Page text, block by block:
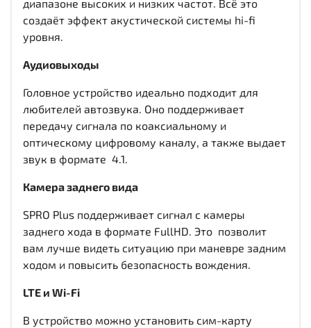
диапазоне высоких и низких частот. Всё это
создаёт эффект акустической системы hi-fi
уровня.
Аудиовыходы
Головное устройство идеально подходит для
любителей автозвука. Оно поддерживает
передачу сигнала по коаксиальному и
оптическому цифровому каналу, а также выдает
звук в формате 4.1.
Камера заднего вида
SPRO Plus поддерживает сигнал с камеры
заднего хода в формате FullHD. Это позволит
вам лучше видеть ситуацию при маневре задним
ходом и повысить безопасность вождения.
LTE и Wi-Fi
В устройство можно установить сим-карту